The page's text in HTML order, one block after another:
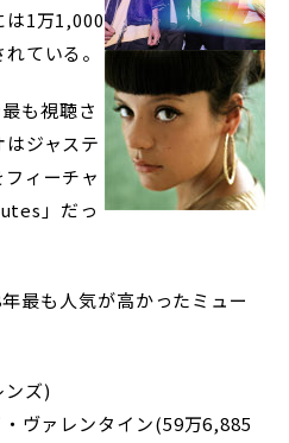
は1万1,000
ている。
も視聴さ
ジャステ
ィーチャ
」だっ
最も人気が高かったミュー
ズ)
ヴァレンタイン(59万6,885